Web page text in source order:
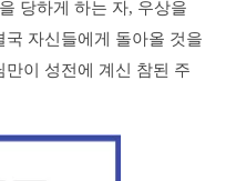
당하게 하는 자, 우상을
자신들에게 돌아올 것을
이 성전에 계신 참된 주